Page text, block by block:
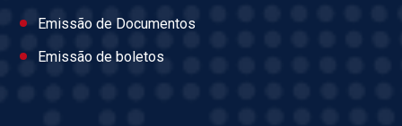
Emissão de Documentos
Emissão de boletos